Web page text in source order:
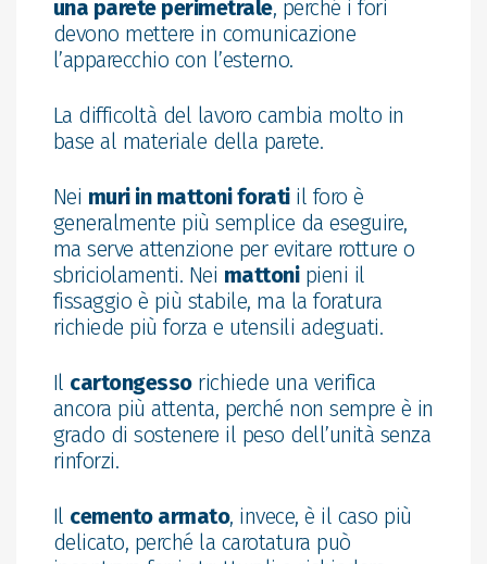
una parete perimetrale, perché i fori
devono mettere in comunicazione
l’apparecchio con l’esterno.
La difficoltà del lavoro cambia molto in
base al materiale della parete.
Nei muri in mattoni foratiil foro è
generalmente più semplice da eseguire,
ma serve attenzione per evitare rotture o
sbriciolamenti. Nei mattonipieni il
fissaggio è più stabile, ma la foratura
richiede più forza e utensili adeguati.
Il cartongessorichiede una verifica
ancora più attenta, perché non sempre è in
grado di sostenere il peso dell’unità senza
rinforzi.
Il cemento armato, invece, è il caso più
delicato, perché la carotatura può